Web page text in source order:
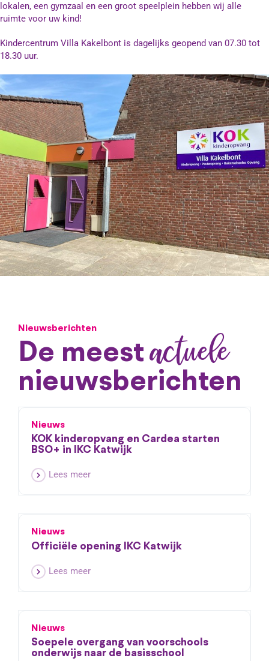
lokalen, een gymzaal en een groot speelplein hebben wij alle
ruimte voor uw kind!
Kindercentrum Villa Kakelbont is dagelijks geopend van 07.30 tot
18.30 uur.
Nieuwsberichten
De meestactuele
nieuwsberichten
Nieuws
KOK kinderopvang en Cardea starten
BSO+ in IKC Katwijk
Lees meer
Nieuws
Officiële opening IKC Katwijk
Lees meer
Nieuws
Soepele overgang van voorschools
onderwijs naar de basisschool